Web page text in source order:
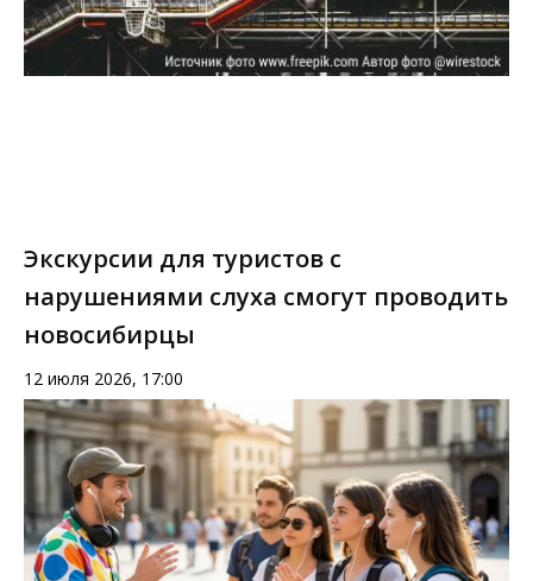
Экскурсии для туристов с
нарушениями слуха смогут проводить
новосибирцы
12 июля 2026, 17:00